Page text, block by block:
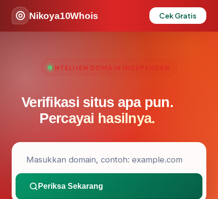
Nikoya10Whois Cek Gratis
INTELIJEN DOMAIN INDEPENDEN
Verifikasi situs apa pun.
Percayai hasilnya.
Periksa Sekarang